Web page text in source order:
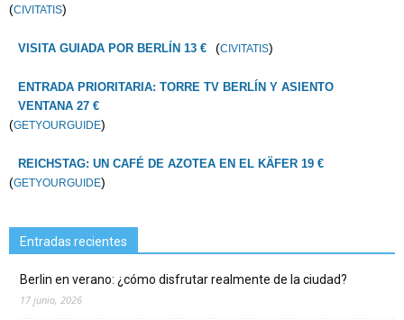
(CIVITATIS)
VISITA GUIADA POR BERLÍN 13 € (CIVITATIS)
ENTRADA PRIORITARIA: TORRE TV BERLÍN Y ASIENTO
VENTANA 27 €
(GETYOURGUIDE)
REICHSTAG: UN CAFÉ DE AZOTEA EN EL KÄFER 19 €
(GETYOURGUIDE)
Entradas recientes
Berlin en verano: ¿cómo disfrutar realmente de la ciudad?
17 junio, 2026